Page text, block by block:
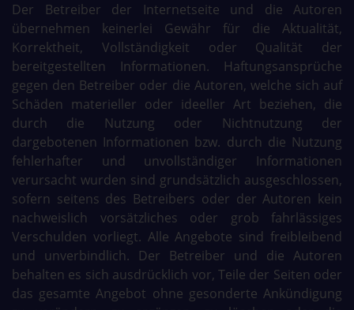
Der Betreiber der Internetseite und die Autoren
übernehmen keinerlei Gewähr für die Aktualität,
Korrektheit, Vollständigkeit oder Qualität der
bereitgestellten Informationen. Haftungsansprüche
gegen den Betreiber oder die Autoren, welche sich auf
Schäden materieller oder ideeller Art beziehen, die
durch die Nutzung oder Nichtnutzung der
dargebotenen Informationen bzw. durch die Nutzung
fehlerhafter und unvollständiger Informationen
verursacht wurden sind grundsätzlich ausgeschlossen,
sofern seitens des Betreibers oder der Autoren kein
nachweislich vorsätzliches oder grob fahrlässiges
Verschulden vorliegt. Alle Angebote sind freibleibend
und unverbindlich. Der Betreiber und die Autoren
behalten es sich ausdrücklich vor, Teile der Seiten oder
das gesamte Angebot ohne gesonderte Ankündigung